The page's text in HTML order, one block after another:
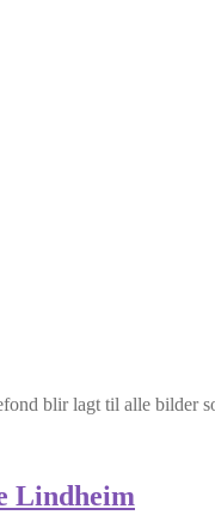
blir lagt til alle bilder
Lindheim